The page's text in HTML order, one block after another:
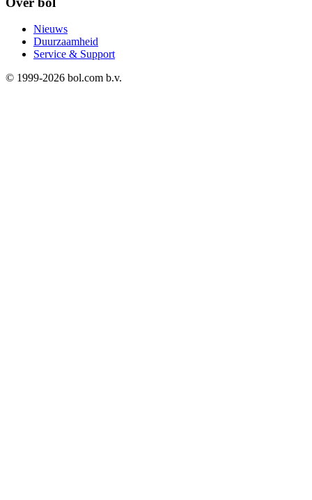
Nieuws
Duurzaamheid
Service & Support
© 1999-2026 bol.com b.v.